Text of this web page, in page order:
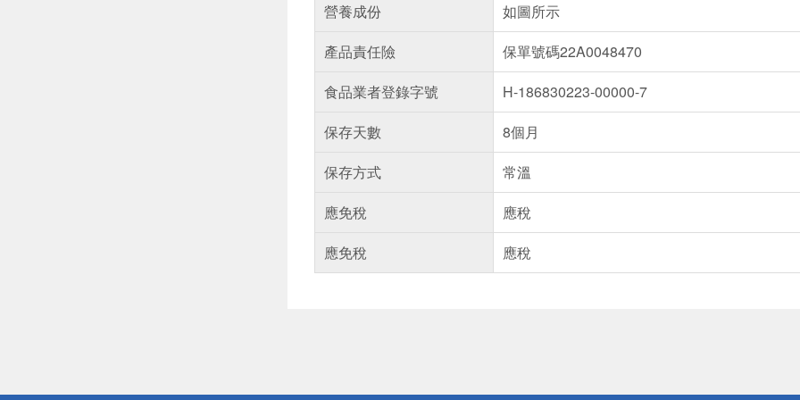
營養成份
如圖所示
產品責任險
保單號碼22A0048470
食品業者登錄字號
H-186830223-00000-7
保存天數
8個月
保存方式
常溫
應免稅
應稅
應免稅
應稅